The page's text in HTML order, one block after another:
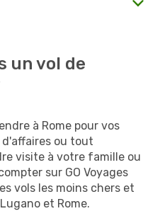
un vol de
à Rome pour vos
ou tout
visite à votre famille ou
sur GO Voyages
vols les moins chers et
et Rome.